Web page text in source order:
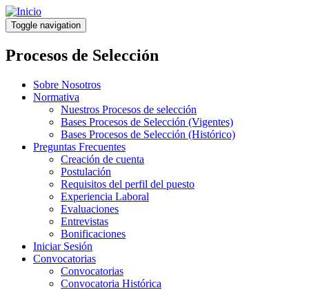
Pasar
al
contenido
principal
Toggle navigation
Procesos de Selección
Sobre Nosotros
Normativa
Nuestros Procesos de selección
Bases Procesos de Selección (Vigentes)
Bases Procesos de Selección (Histórico)
Preguntas Frecuentes
Creación de cuenta
Postulación
Requisitos del perfil del puesto
Experiencia Laboral
Evaluaciones
Entrevistas
Bonificaciones
Iniciar Sesión
Convocatorias
Convocatorias
Convocatoria Histórica